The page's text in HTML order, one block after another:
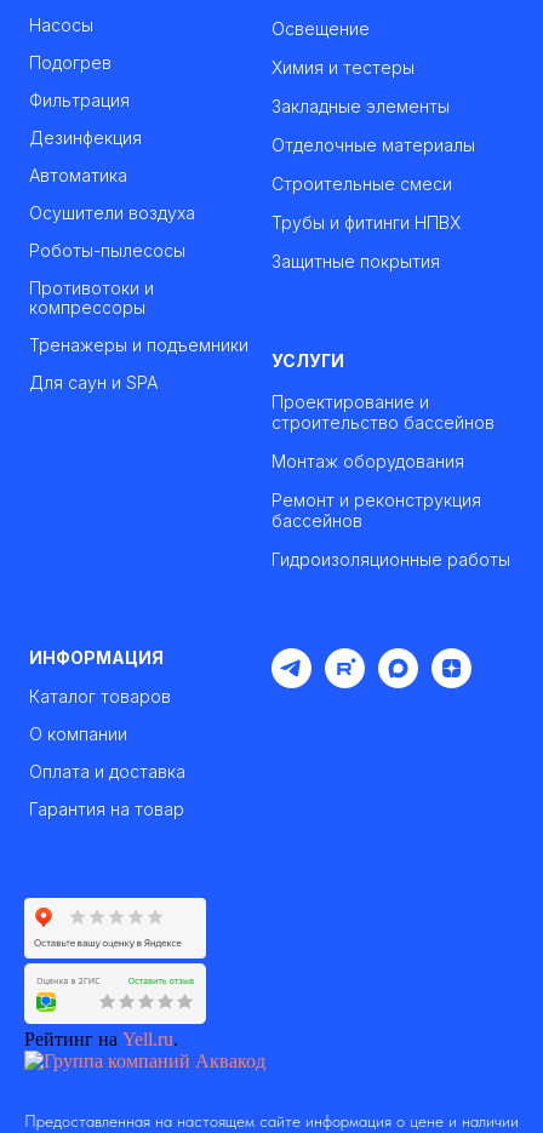
Насосы
Подогрев
Фильтрация
Дезинфекция
Автоматика
Осушители воздуха
Роботы-пылесосы
Противотоки и
компрессоры
Тренажеры и подъемники
Для саун и SPA
Освещение
Химия и тестеры
Закладные элементы
Отделочные материалы
Строительные смеси
Трубы и фитинги НПВХ
Защитные покрытия
УСЛУГИ
Проектирование и
строительство бассейнов
Монтаж оборудования
Ремонт и реконструкция
бассейнов
Гидроизоляционные работы
ИНФОРМАЦИЯ
Каталог товаров
О компании
Оплата и доставка
Гарантия на товар
Рейтинг на Yell.ru.
Предоставленная на настоящем сайте информация о цене и наличии